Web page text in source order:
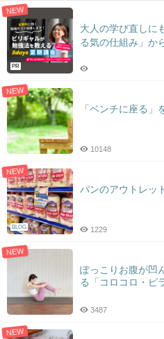
NEW
PR
大人の学び直しに
る気の仕組み」か
NEW
「ベンチに座る」
10148
NEW
BLOG
パンのアウトレッ
1229
NEW
ぽっこりお腹が凹
る「コロコロ・ピ
3487
NEW